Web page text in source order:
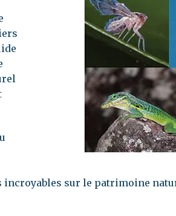
(Oiseaux et
insectes)
Festival des
Amuseum@Home
sur le patrimoine